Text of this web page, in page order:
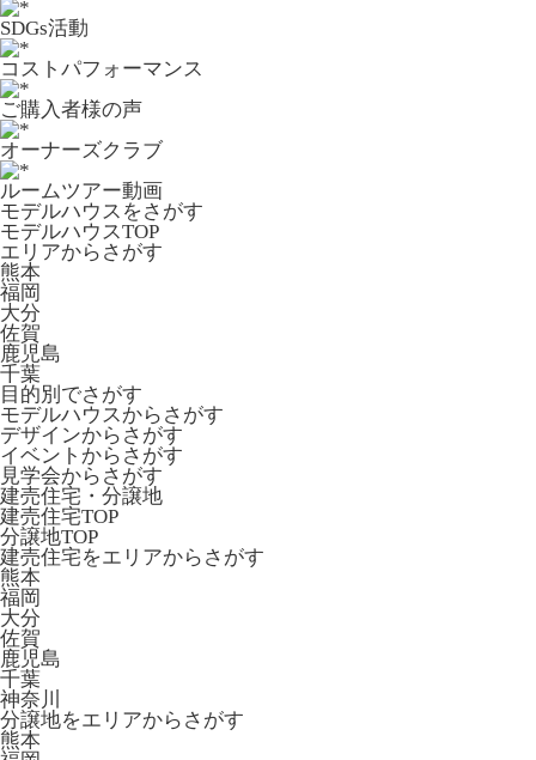
SDGs活動
コストパフォーマンス
ご購入者様の声
オーナーズクラブ
ルームツアー動画
モデルハウスをさがす
モデルハウスTOP
エリアからさがす
熊本
福岡
大分
佐賀
鹿児島
千葉
目的別でさがす
モデルハウスからさがす
デザインからさがす
イベントからさがす
見学会からさがす
建売住宅・分譲地
建売住宅TOP
分譲地TOP
建売住宅をエリアからさがす
熊本
福岡
大分
佐賀
鹿児島
千葉
神奈川
分譲地をエリアからさがす
熊本